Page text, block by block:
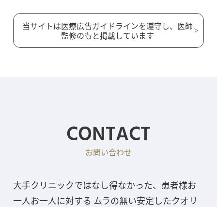
当サイトは医療広告ガイドラインを遵守し、医師
監修のもと掲載しています
CONTACT
お問い合わせ
大手クリニックではなし得なかった、患者様お
一人お一人に対する ムラの無い安定したクオリ